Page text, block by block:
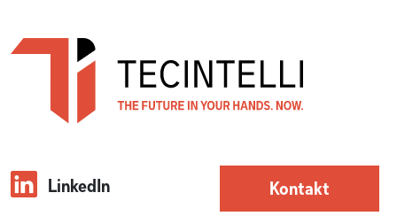
LinkedIn Kontakt